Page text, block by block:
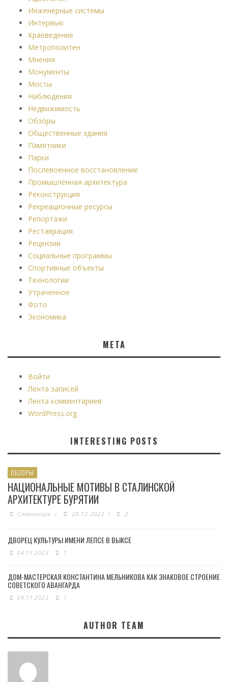
Инженерные системы
Интервью
Краеведение
Метрополитен
Мнения
Монументы
Мосты
Наблюдения
Недвижимость
Обзоры
Общественные здания
Памятники
Парки
Послевоенное восстановление
Промышленная архитектура
Реконструкция
Рекреационные ресурсы
Репортажи
Реставрация
Рецензии
Социальные программы
Спортивные объекты
Технологии
Утраченное
Фото
Экономика
МЕТА
Войти
Лента записей
Лента комментариев
WordPress.org
INTERESTING POSTS
ОБЗОРЫ
НАЦИОНАЛЬНЫЕ МОТИВЫ В СТАЛИНСКОЙ
АРХИТЕКТУРЕ БУРЯТИИ
Сталинарх / 28.12.2023 / 2
ДВОРЕЦ КУЛЬТУРЫ ИМЕНИ ЛЕПСЕ В ВЫКСЕ
04.11.2023 1
ДОМ-МАСТЕРСКАЯ КОНСТАНТИНА МЕЛЬНИКОВА КАК ЗНАКОВОЕ СТРОЕНИЕ
СОВЕТСКОГО АВАНГАРДА
04.11.2023 1
AUTHOR TEAM